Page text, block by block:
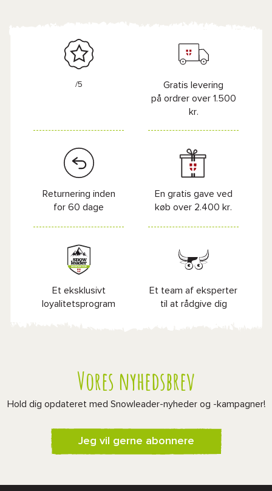
/5
Gratis levering
på ordrer over 1.500
kr.
Returnering inden
for 60 dage
En gratis gave ved
køb over 2.400 kr.
Et eksklusivt
loyalitetsprogram
Et team af eksperter
til at rådgive dig
Vores nyhedsbrev
Hold dig opdateret med Snowleader-nyheder og -kampagner!
Jeg vil gerne abonnere